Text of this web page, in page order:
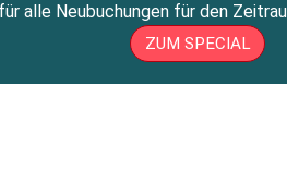
alle Neubuchungen für den
ZUM SPECIAL